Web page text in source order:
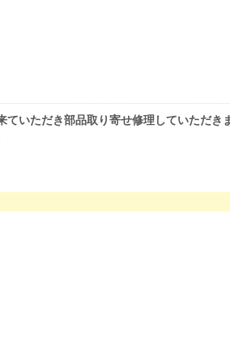
いただき部品取り寄せ修理していただ